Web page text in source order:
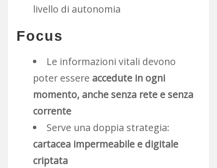
livello di autonomia
Focus
Le informazioni vitali devono
poter essere accedute in ogni
momento, anche senza rete e senza
corrente
Serve una doppia strategia:
cartacea impermeabile e digitale
criptata